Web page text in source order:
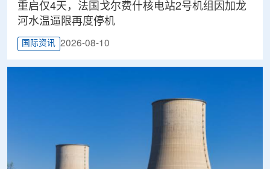
重启仅4天，法国戈尔费什核电站2号机组因加龙
河水温逼限再度停机
国际资讯 2026-08-10